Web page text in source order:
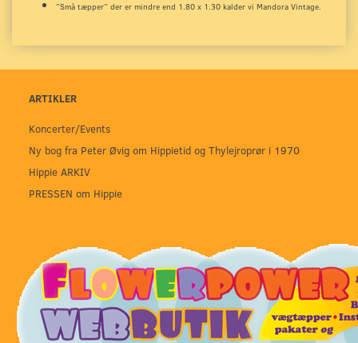
”Små tæpper” der er mindre end 1.80 x 1.30 kalder vi Mandora Vintage.
ARTIKLER
Koncerter/Events
Ny bog fra Peter Øvig om Hippietid og Thylejroprør i 1970
Hippie ARKIV
PRESSEN om Hippie